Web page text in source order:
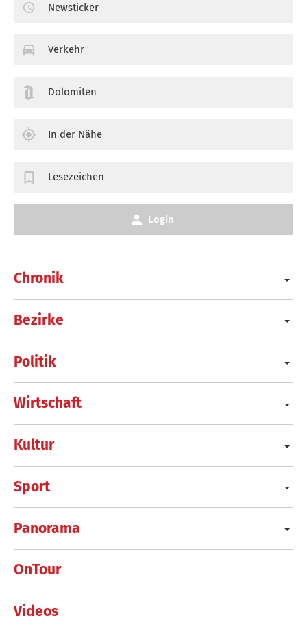
Chronik
Bezirke
Politik
Wirtschaft
Kultur
Sport
Panorama
OnTour
Videos
Newsticker
Verkehr
Dolomiten
In der Nähe
Lesezeichen
Login